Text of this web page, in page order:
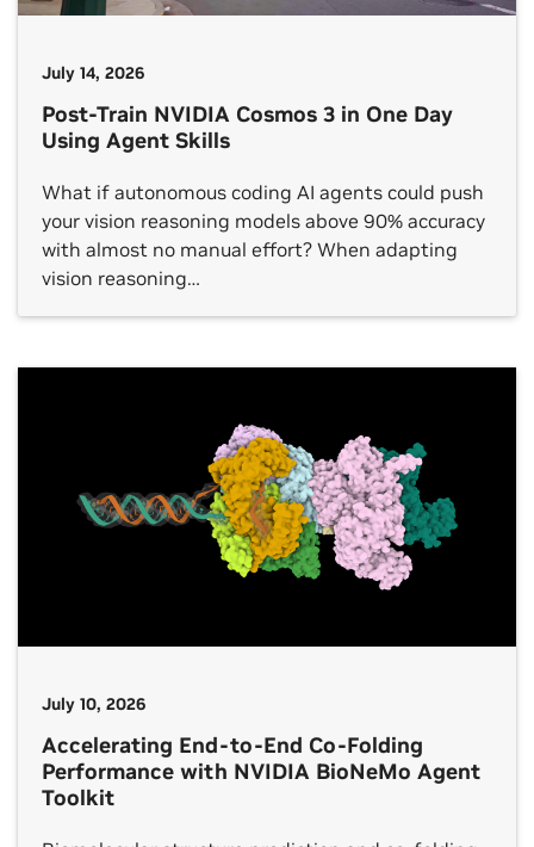
July 14, 2026
Post-Train NVIDIA Cosmos 3 in One Day
Using Agent Skills
What if autonomous coding AI agents could push
your vision reasoning models above 90% accuracy
with almost no manual effort? When adapting
vision reasoning…
July 10, 2026
Accelerating End-to-End Co-Folding
Performance with NVIDIA BioNeMo Agent
Toolkit